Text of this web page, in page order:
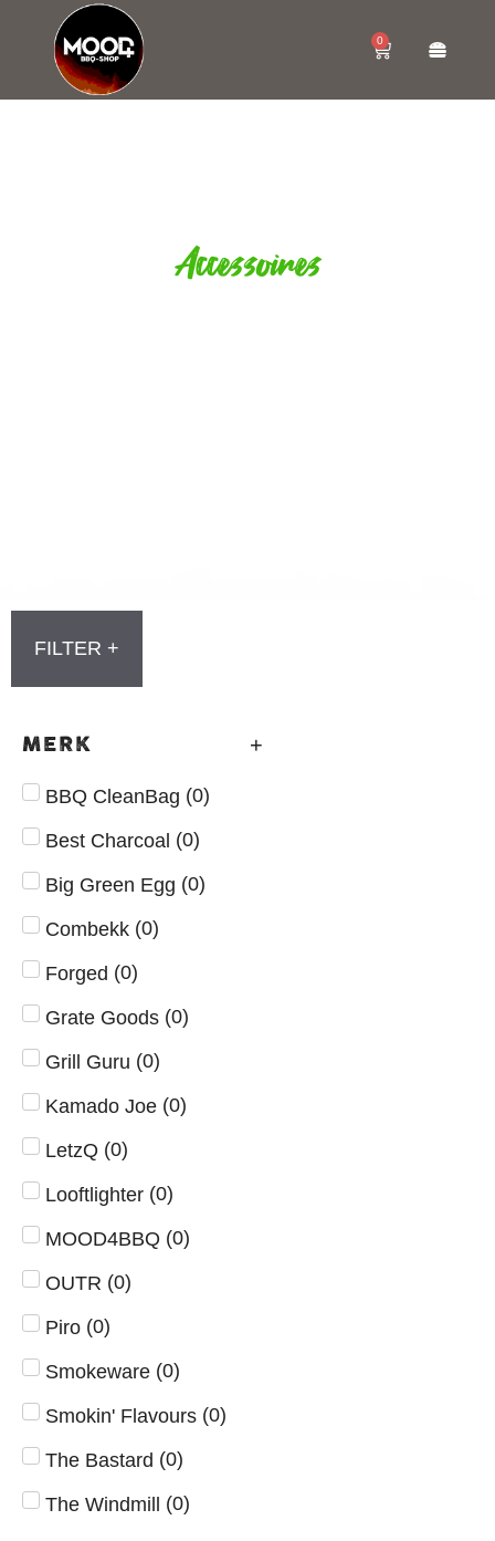
0
Accessoires
FILTER +
MERK
BBQ CleanBag (0)
Best Charcoal (0)
Big Green Egg (0)
Combekk (0)
Forged (0)
Grate Goods (0)
Grill Guru (0)
Kamado Joe (0)
LetzQ (0)
Looftlighter (0)
MOOD4BBQ (0)
OUTR (0)
Piro (0)
Smokeware (0)
Smokin' Flavours (0)
The Bastard (0)
The Windmill (0)